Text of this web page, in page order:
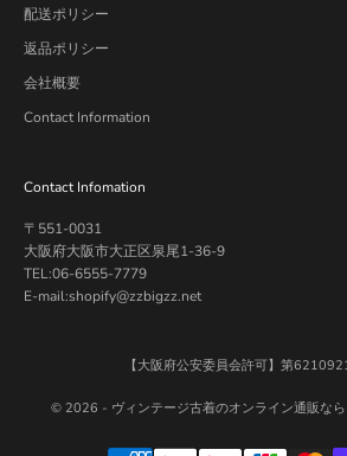
配送ポリシー
返品ポリシー
会社概要
Contact Information
Contact Infomation
〒551-0031
大阪府大阪市大正区泉尾1-36-9
TEL:06-6555-7779
E-mail:shopify@zzbigzz.net
【大阪府公安委員会許可】第
© 2026 - ヴィンテージ古着のオンライン通販な